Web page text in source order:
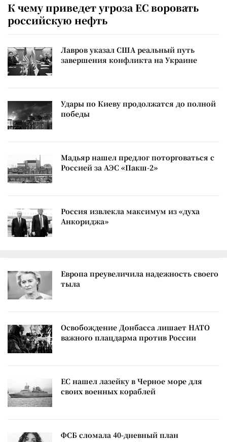
К чему приведет угроза ЕС воровать
российскую нефть
Лавров указал США реальный путь
завершения конфликта на Украине
Удары по Киеву продолжатся до полной
победы
Мадьяр нашел предлог поторговаться с
Россией за АЭС «Пакш-2»
Россия извлекла максимум из «духа
Анкориджа»
Европа преувеличила надежность своего
тыла
Освобождение Донбасса лишает НАТО
важного плацдарма против России
ЕС нашел лазейку в Черное море для
своих военных кораблей
ФСБ сломала 40-дневный план